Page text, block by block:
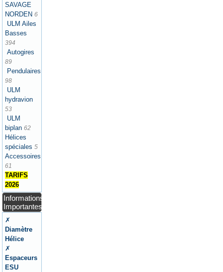
SAVAGE
NORDEN 6
ULM Ailes
Basses
394
Autogires
89
Pendulaires
98
ULM
hydravion
53
ULM
biplan 62
Hélices
spéciales 5
Accessoires
61
TARIFS
2026
Informations
Importantes
✗
Diamètre
Hélice
✗
Espaceurs
ESU